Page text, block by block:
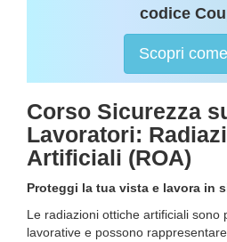
codice
Scopri
Corso Sicurezza
Lavoratori:
Artificiali (ROA)
Proteggi la tua vista e lavora in
Le radiazioni ottiche artificiali sono
lavorative e possono